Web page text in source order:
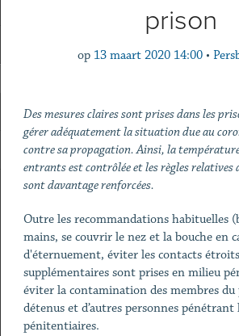
prison
op 13 maart 2020 14:00 •
Des mesures claires sont prises dans les
gérer adéquatement la situation due au
contre sa propagation. Ainsi, la
entrants est contrôlée et les règles relatives
sont davantage renforcées.
Outre les recommandations habituelles
mains, se couvrir le nez et la bouche en
d'éternuement, éviter les contacts
supplémentaires sont prises en milieu
éviter la contamination des membres du
détenus et d’autres personnes pénétrant
pénitentiaires.